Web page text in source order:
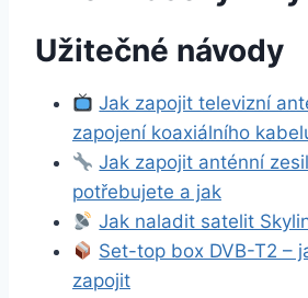
Užitečné návody
Jak zapojit televizní
zapojení koaxiálního
Jak zapojit anténní
potřebujete a jak
Jak naladit satelit
Set-top box DVB-T2 –
zapojit